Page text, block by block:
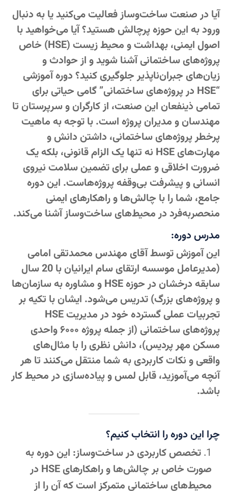
آیا در صنعت ساخت‌وساز فعالیت می‌کنید یا به دنبال
ورود به این حوزه پرچالش هستید؟ آیا می‌خواهید با
اصول ایمنی، بهداشت و محیط زیست (HSE) خاص
پروژه‌های ساختمانی آشنا شوید و از حوادث و
زیان‌های جبران‌ناپذیر جلوگیری کنید؟ دوره آموزشی
“HSE در پروژه‌های ساختمانی” گامی حیاتی برای
تمامی ذینفعان این صنعت، از کارگران و سرپرستان تا
مهندسان و مدیران پروژه است. با توجه به ماهیت
پرخطر پروژه‌های ساختمانی، داشتن دانش و
مهارت‌های HSE نه تنها یک الزام قانونی، بلکه یک
ضرورت اخلاقی و عملی برای تضمین سلامت نیروی
انسانی و پیشرفت بی‌وقفه پروژه‌هاست. این دوره
جامع، شما را با چالش‌ها و راهکارهای ایمنی
منحصربه‌فرد در محیط‌های ساخت‌وساز آشنا می‌کند.
مدرس دوره:
این آموزش توسط آقای مهندس محمدتقی امامی
(مدیرعامل موسسه ارتقای سام ایرانیان با 20 سال
سابقه درخشان در حوزه HSE و مشاوره به سازمان‌ها
و پروژه‌های بزرگ) تدریس می‌شود. ایشان با تکیه بر
تجربیات عملی گسترده خود در مدیریت HSE
پروژه‌های ساختمانی (از جمله پروژه ۶۰۰۰ واحدی
مسکن مهر پردیس)، دانش نظری را با مثال‌های
واقعی و نکات کاربردی به شما منتقل می‌کنند تا هر
آنچه می‌آموزید، قابل لمس و پیاده‌سازی در محیط کار
باشد.
چرا این دوره را انتخاب کنیم؟
تخصص کاربردی در ساخت‌وساز: این دوره به
صورت خاص بر چالش‌ها و راهکارهای HSE در
محیط‌های ساختمانی متمرکز است که آن را از